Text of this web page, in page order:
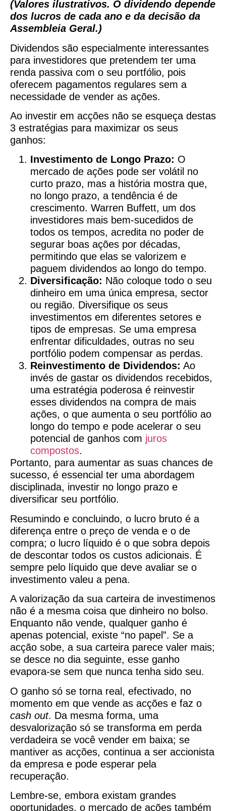
(Valores ilustrativos. O dividendo depende
dos lucros de cada ano e da decisão da
Assembleia Geral.)
Dividendos são especialmente interessantes
para investidores que pretendem ter uma
renda passiva com o seu portfólio, pois
oferecem pagamentos regulares sem a
necessidade de vender as ações.
Ao investir em acções não se esqueça destas
3 estratégias para maximizar os seus
ganhos:
Investimento de Longo Prazo: O
mercado de ações pode ser volátil no
curto prazo, mas a história mostra que,
no longo prazo, a tendência é de
crescimento. Warren Buffett, um dos
investidores mais bem-sucedidos de
todos os tempos, acredita no poder de
segurar boas ações por décadas,
permitindo que elas se valorizem e
paguem dividendos ao longo do tempo.
Diversificação: Não coloque todo o seu
dinheiro em uma única empresa, sector
ou região. Diversifique os seus
investimentos em diferentes setores e
tipos de empresas. Se uma empresa
enfrentar dificuldades, outras no seu
portfólio podem compensar as perdas.
Reinvestimento de Dividendos: Ao
invés de gastar os dividendos recebidos,
uma estratégia poderosa é reinvestir
esses dividendos na compra de mais
ações, o que aumenta o seu portfólio ao
longo do tempo e pode acelerar o seu
potencial de ganhos com juros
compostos.
Portanto, para aumentar as suas chances de
sucesso, é essencial ter uma abordagem
disciplinada, investir no longo prazo e
diversificar seu portfólio.
Resumindo e concluindo, o lucro bruto é a
diferença entre o preço de venda e o de
compra; o lucro líquido é o que sobra depois
de descontar todos os custos adicionais. É
sempre pelo líquido que deve avaliar se o
investimento valeu a pena.
A valorização da sua carteira de investimenos
não é a mesma coisa que dinheiro no bolso.
Enquanto não vende, qualquer ganho é
apenas potencial, existe “no papel”. Se a
acção sobe, a sua carteira parece valer mais;
se desce no dia seguinte, esse ganho
evapora-se sem que nunca tenha sido seu.
O ganho só se torna real, efectivado, no
momento em que vende as acções e faz o
cash out. Da mesma forma, uma
desvalorização só se transforma em perda
verdadeira se você vender em baixa; se
mantiver as acções, continua a ser accionista
da empresa e pode esperar pela
recuperação.
Lembre-se, embora existam grandes
oportunidades, o mercado de ações também